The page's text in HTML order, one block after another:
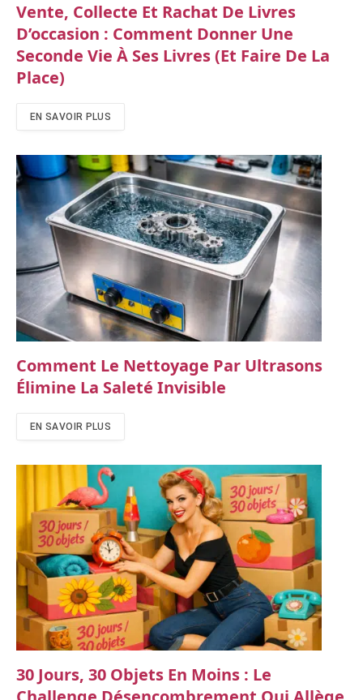
Vente, Collecte Et Rachat De Livres
D’occasion : Comment Donner Une
Seconde Vie À Ses Livres (et Faire De La
Place)
EN SAVOIR PLUS
Comment Le Nettoyage Par Ultrasons
Élimine La Saleté Invisible
EN SAVOIR PLUS
30 Jours, 30 Objets En Moins : Le